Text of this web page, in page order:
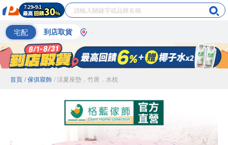
宅配 到店取貨
首頁 / 傢俱寢飾 / 涼夏座墊．竹蓆．水枕